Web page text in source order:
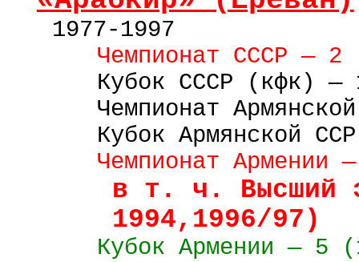
1977-1997
Чемпионат СССР — 2
Кубок СССР (кфк) —
Чемпионат
КубокАрмянской
Чемпионат Армении
в т. ч. Высший
1994,1996/97)
Кубок Армении — 5 (